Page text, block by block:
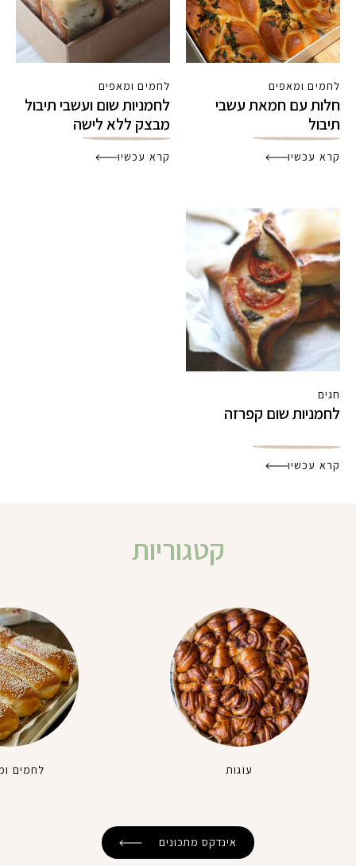
לחמים ומאפים
חלות עם חמאת עשבי
תיבול
קרא עכשיו
לחמים ומאפים
לחמניות שום ועשבי תיבול
מבצק ללא לישה
קרא עכשיו
חגים
לחמניות שום קפרזה
קרא עכשיו
קטגוריות
עוגות לחמים
אינדקס מתכונים